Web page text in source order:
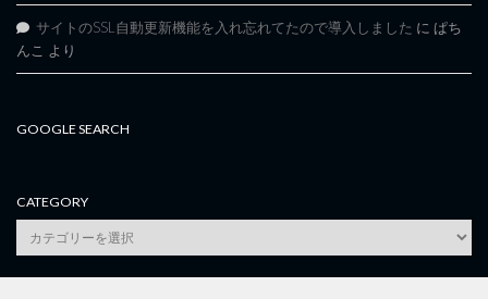
サイトのSSL自動更新機能を入れ忘れてたので導入しました に ぱち
んこ より
GOOGLE SEARCH
CATEGORY
category